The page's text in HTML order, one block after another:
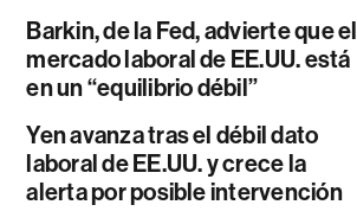
Barkin, de la Fed, advierte que el
mercado laboral de EE.UU. está
en un “equilibrio débil”
Yen avanza tras el débil dato
laboral de EE.UU. y crece la
alerta por posible intervención